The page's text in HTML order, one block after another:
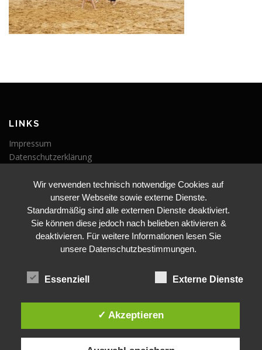
LINKS
Impressum
Datenschutzerklärung
VERANSTALTUNGEN
Veranstaltungen
Wir verwenden technisch notwendige Cookies auf
unserer Webseite sowie externe Dienste.
Standardmäßig sind alle externen Dienste deaktiviert.
Sie können diese jedoch nach belieben aktivieren &
deaktivieren. Für weitere Informationen lesen Sie
unsere Datenschutzbestimmungen.
Essenziell Externe Dienste
✓ Akzeptieren